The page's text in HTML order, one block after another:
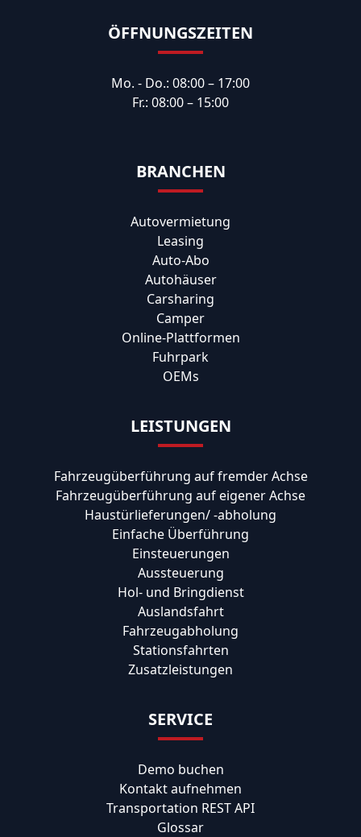
ÖFFNUNGSZEITEN
Mo. - Do.: 08:00 – 17:00
Fr.: 08:00 – 15:00
BRANCHEN
Autovermietung
Leasing
Auto-Abo
Autohäuser
Carsharing
Camper
Online-Plattformen
Fuhrpark
OEMs
LEISTUNGEN
Fahrzeugüberführung auf fremder Achse
Fahrzeugüberführung auf eigener Achse
Haustürlieferungen/ -abholung
Einfache Überführung
Einsteuerungen
Aussteuerung
Hol- und Bringdienst
Auslandsfahrt
Fahrzeugabholung
Stationsfahrten
Zusatzleistungen
SERVICE
Demo buchen
Kontakt aufnehmen
Transportation REST API
Glossar